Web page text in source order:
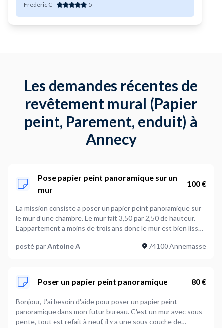
Frederic C- 5
Les demandes récentes de
revêtement mural (Papier
peint, Parement, enduit) à
Annecy
Pose papier peint panoramique sur un
mur
100 €
La mission consiste a poser un papier peint panoramique sur
le mur d’une chambre. Le mur fait 3,50 par 2,50 de hauteur.
L’appartement a moins de trois ans donc le mur est bien lisse,
mur est un rectangle parfait avec seulement une prise de
posté parAntoine A 74100 Annemasse
Poser un papier peint panoramique 80 €
Bonjour, J'ai besoin d'aide pour poser un papier peint
panoramique dans mon futur bureau. C'est un mur avec sous
pente, tout est refait à neuf, il y a une sous couche de